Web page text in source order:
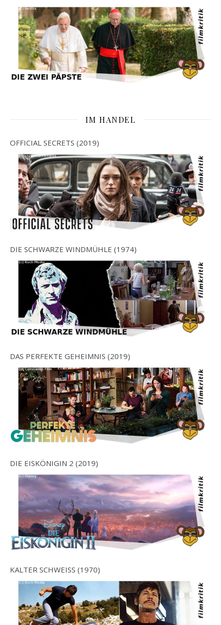
IM HANDEL
OFFICIAL SECRETS (2019)
DIE SCHWARZE WINDMÜHLE (1974)
DAS PERFEKTE GEHEIMNIS (2019)
DIE EISKÖNIGIN 2 (2019)
KALTER SCHWEISS (1970)